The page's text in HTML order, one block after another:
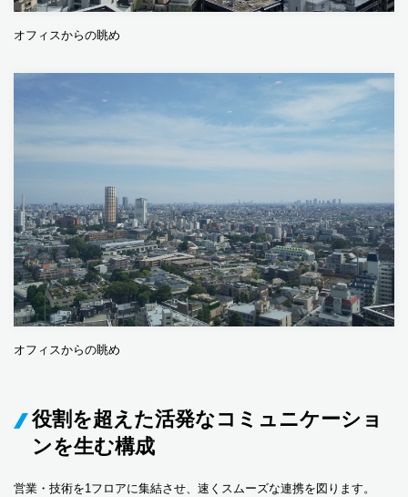
オフィスからの眺め
オフィスからの眺め
役割を超えた活発なコミュニケーショ
ンを生む構成
営業・技術を1フロアに集結させ、速くスムーズな連携を図ります。